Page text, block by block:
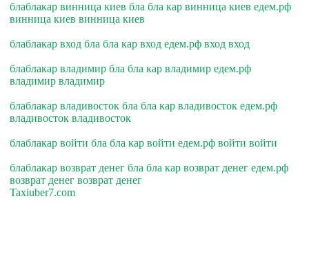
блаблакар винница киев бла бла кар винница киев едем.рф
винница киев винница киев
блаблакар вход бла бла кар вход едем.рф вход вход
блаблакар владимир бла бла кар владимир едем.рф
владимир владимир
блаблакар владивосток бла бла кар владивосток едем.рф
владивосток владивосток
блаблакар войти бла бла кар войти едем.рф войти войти
блаблакар возврат денег бла бла кар возврат денег едем.рф
возврат денег возврат денег
Taxiuber7.com